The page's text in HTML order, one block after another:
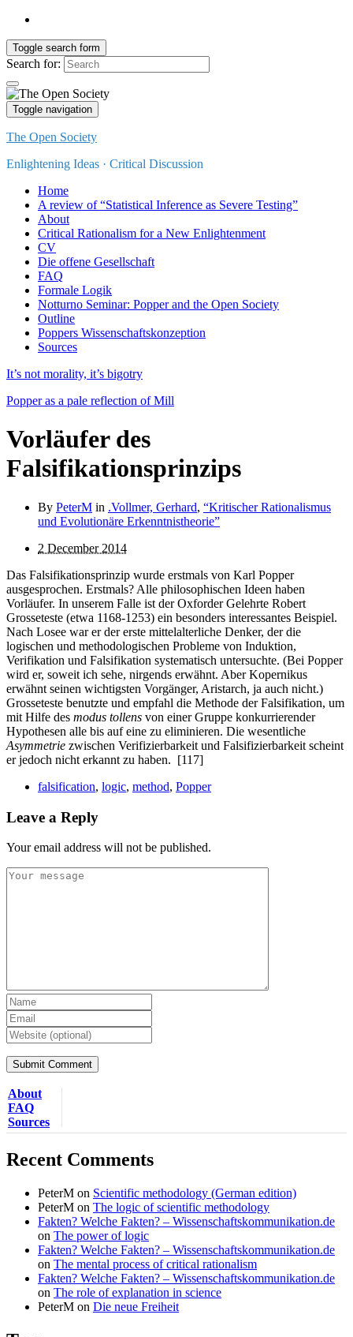
Toggle search form
Search for:
Toggle navigation
The Open Society
Enlightening Ideas · Critical Discussion
Home
A review of “Statistical Inference as Severe Testing”
About
Critical Rationalism for a New Enlightenment
CV
Die offene Gesellschaft
FAQ
Formale Logik
Notturno Seminar: Popper and the Open Society
Outline
Poppers Wissenschaftskonzeption
Sources
It’s not morality, it’s bigotry
Popper as a pale reflection of Mill
Vorläufer des
Falsifikationsprinzips
By PeterM in .Vollmer, Gerhard, “Kritischer Rationalismus
und Evolutionäre Erkenntnistheorie”
2 December 2014
Das Falsifikationsprinzip wurde erstmals von Karl Popper
ausgesprochen. Erstmals? Alle philosophischen Ideen ha­ben
Vorläufer. In unserem Falle ist der Oxforder Gelehrte Robert
Grosseteste (etwa 1168-1253) ein besonders interes­santes Beispiel.
Nach Losee war er der erste mittelalterliche Denker, der die
logischen und methodologischen Pro­bleme von Induktion,
Verifikation und Falsifikation systematisch untersuchte. (Bei Popper
wird er, soweit ich sehe, nir­gends erwähnt. Aber Kopernikus
erwähnt seinen wichtigsten Vorgänger, Aristarch, ja auch nicht.)
Grosseteste benutzte und empfahl die Methode der Falsifikation, um
mit Hilfe des modus tollens von einer Gruppe konkurrierender
Hypo­thesen alle bis auf eine zu eliminieren. Die wesentliche
Asymmetrie zwischen Verifizierbarkeit und Falsifizierbarkeit scheint
er jedoch nicht er­kannt zu haben. [117]
falsification, logic, method, Popper
Leave a Reply
Your email address will not be published.
About
FAQ
Sources
Recent Comments
PeterM on Scientific methodology (German edition)
PeterM on The logic of scientific methodology
Fakten? Welche Fakten? – Wissenschaftskommunikation.de
on The power of logic
Fakten? Welche Fakten? – Wissenschaftskommunikation.de
on The mental process of critical rationalism
Fakten? Welche Fakten? – Wissenschaftskommunikation.de
on The role of explanation in science
PeterM on Die neue Freiheit